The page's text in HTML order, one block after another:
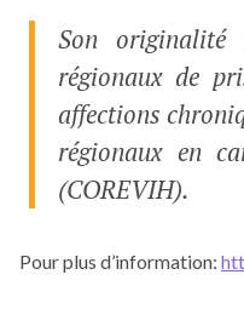
Son originalité
régionaux de
affections
régionaux en
(COREVIH).
Pour plus d’information: